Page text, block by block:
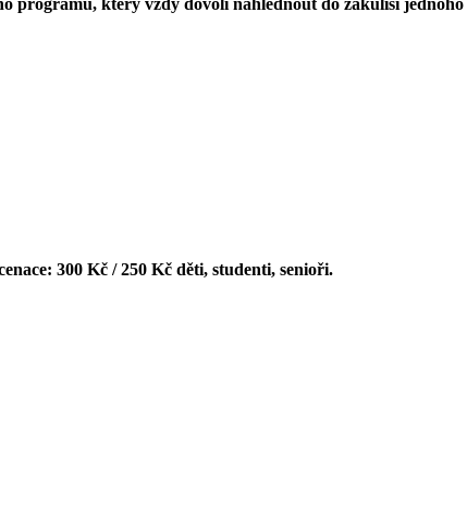
300 Kč / 250 Kč děti, studenti, senioři.